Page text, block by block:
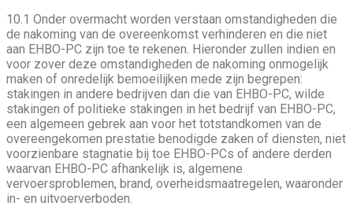
10.1 Onder overmacht worden verstaan omstandigheden die
de nakoming van de overeenkomst verhinderen en die niet
aan EHBO-PC zijn toe te rekenen. Hieronder zullen indien en
voor zover deze omstandigheden de nakoming onmogelijk
maken of onredelijk bemoeilijken mede zijn begrepen:
stakingen in andere bedrijven dan die van EHBO-PC, wilde
stakingen of politieke stakingen in het bedrijf van EHBO-PC,
een algemeen gebrek aan voor het totstandkomen van de
overeengekomen prestatie benodigde zaken of diensten, niet
voorzienbare stagnatie bij toe EHBO-PCs of andere derden
waarvan EHBO-PC afhankelijk is, algemene
vervoersproblemen, brand, overheidsmaatregelen, waaronder
in- en uitvoerverboden.